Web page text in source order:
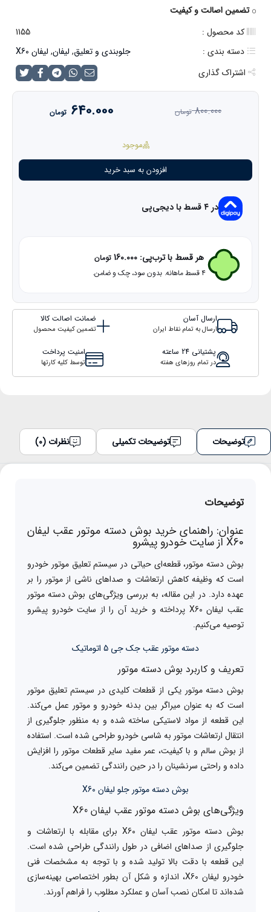
تضمین اصالت و کیفیت
کد محصول :
1155
دسته بندی :
جلوبندی و تعلیق, لیفان, لیفان X60
اشتراک گذاری
800.000 تومان قیمت
بود.
640.000 تومان قیمت
است.
موجود
بوش
دسته
عقب
لیفان
افزودن به سبد خرید
در ۴ قسط با دیجی‌پی
هر قسط با ترب‌پی: 160.000 تومان
۴ قسط ماهانه. بدون سود، چک و ضامن.
ارسال آسان
ارسال به تمام نقاط ایران
ضمانت اصالت کالا
تضمین کیفیت محصول
پشتیانی 24 ساعته
در تمام روزهای هفته
امنیت پرداخت
توسط کلیه کارتها
توضیحات توضیحات تکمیلی نظرات (0)
توضیحات
عنوان: راهنمای خرید بوش دسته موتور عقب لیفان
X60 از سایت خودرو پیشرو
بوش دسته موتور، قطعه‌ای حیاتی در سیستم تعلیق موتور خودرو
است که وظیفه کاهش ارتعاشات و صداهای ناشی از موتور را بر
عهده دارد. در این مقاله، به بررسی ویژگی‌های بوش دسته موتور
عقب لیفان X60 پرداخته و خرید آن را از سایت خودرو پیشرو
توصیه می‌کنیم.
دسته موتور عقب جک جی 5 اتوماتیک
تعریف و کاربرد بوش دسته موتور
بوش دسته موتور یکی از قطعات کلیدی در سیستم تعلیق موتور
است که به عنوان میراگر بین بدنه خودرو و موتور عمل می‌کند.
این قطعه از مواد لاستیکی ساخته شده و به منظور جلوگیری از
انتقال ارتعاشات موتور به شاسی خودرو طراحی شده است. استفاده
از بوش سالم و با کیفیت، عمر مفید سایر قطعات موتور را افزایش
داده و راحتی سرنشینان را در حین رانندگی تضمین می‌کند.
بوش دسته موتور جلو لیفان X60
ویژگی‌های بوش دسته موتور عقب لیفان X60
بوش دسته موتور عقب لیفان X60 برای مقابله با ارتعاشات و
جلوگیری از صداهای اضافی در طول رانندگی طراحی شده است.
این قطعه با دقت بالا تولید شده و با توجه به مشخصات فنی
خودرو لیفان X60، اندازه و شکل آن بطور اختصاصی بهینه‌سازی
شده‌اند تا امکان نصب آسان و عملکرد مطلوب را فراهم آورند.